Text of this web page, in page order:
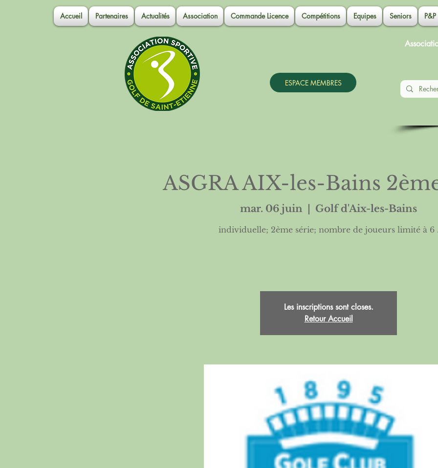
Accueil Partenaires Actualités Association Commande Licence Compétitions Equipes Seniors P&P
ESPACE MEMBRES
ASGRA AIX-les-Bains
mar. 06 juin Golf d'Aix-les-Bains
individuelle; 2ème série; nombre de joueurs limité à 6
Les inscriptions sont closes.
Retour Accueil